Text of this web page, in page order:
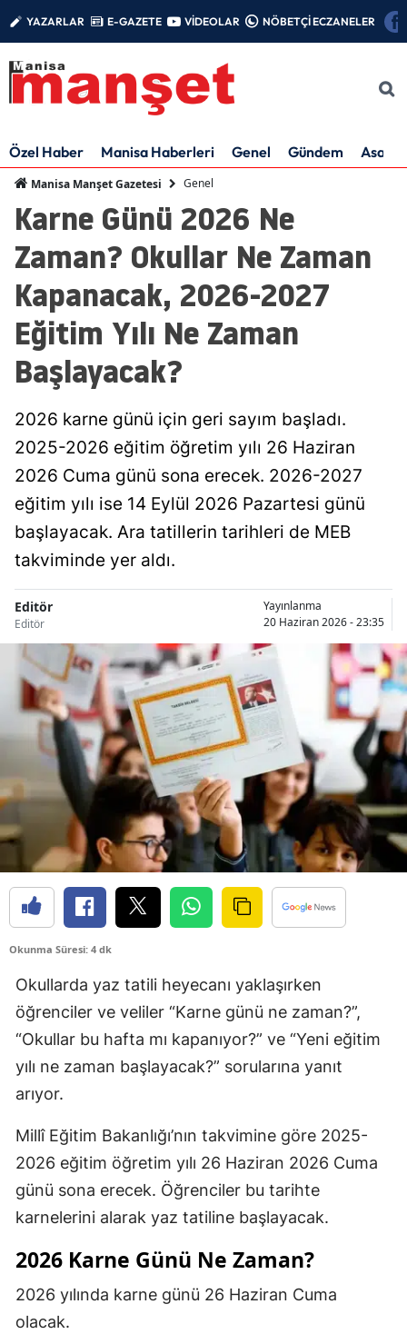
YAZARLAR E-GAZETE VİDEOLAR NÖBETÇİ ECZANELER
Özel Haber Manisa Haberleri Genel Gündem Asayiş
Manisa Manşet Gazetesi Genel
Karne Günü 2026 Ne
Zaman? Okullar Ne Zaman
Kapanacak, 2026-2027
Eğitim Yılı Ne Zaman
Başlayacak?
2026 karne günü için geri sayım başladı.
2025-2026 eğitim öğretim yılı 26 Haziran
2026 Cuma günü sona erecek. 2026-2027
eğitim yılı ise 14 Eylül 2026 Pazartesi günü
başlayacak. Ara tatillerin tarihleri de MEB
takviminde yer aldı.
Editör
Editör
Yayınlanma
20 Haziran 2026 - 23:35
Okunma Süresi: 4 dk
Okullarda yaz tatili heyecanı yaklaşırken
öğrenciler ve veliler “Karne günü ne zaman?”,
“Okullar bu hafta mı kapanıyor?” ve “Yeni eğitim
yılı ne zaman başlayacak?” sorularına yanıt
arıyor.
Millî Eğitim Bakanlığı’nın takvimine göre 2025-
2026 eğitim öğretim yılı 26 Haziran 2026 Cuma
günü sona erecek. Öğrenciler bu tarihte
karnelerini alarak yaz tatiline başlayacak.
2026 Karne Günü Ne Zaman?
2026 yılında karne günü 26 Haziran Cuma
olacak.